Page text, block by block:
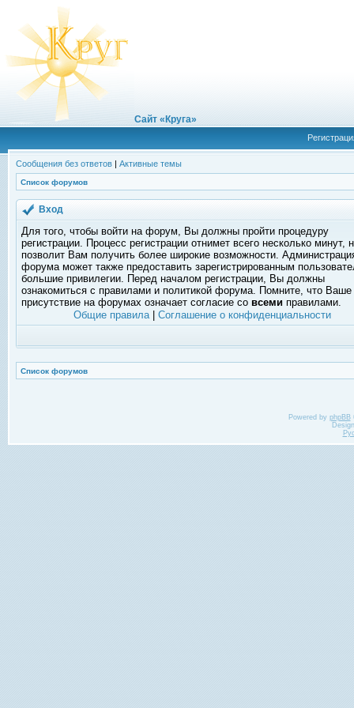
Сайт «Круга»
Сообщения без ответов | Активные темы
Список форумов
Вход
Для того, чтобы войти на форум, Вы должны пройти процедуру
регистрации. Процесс регистрации отнимет всего несколько минут,
позволит Вам получить более широкие возможности.
форума может также предоставить зарегистрированным
большие привилегии. Перед началом регистрации, Вы должны
ознакомиться с правилами и политикой форума. Помните, что Ваше
присутствие на форумах означает согласие со всеми правилами.
Общие правила| Соглашение о конфиденциальности
Список форумов
Powered by phpBB